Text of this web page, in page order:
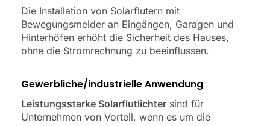
Die Installation von Solarflutern mit
Bewegungsmelder an Eingängen, Garagen und
Hinterhöfen erhöht die Sicherheit des Hauses,
ohne die Stromrechnung zu beeinflussen.
Gewerbliche/industrielle Anwendung
Leistungsstarke Solarflutlichter sind für
Unternehmen von Vorteil, wenn es um die